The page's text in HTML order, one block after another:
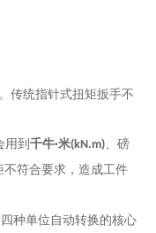
传统指针式扭矩扳手不
到 千牛·米(kN.m)、磅
符合要求，造成工件
种单位自动转换的核心